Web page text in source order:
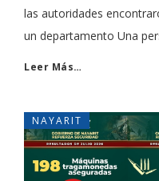
las autoridades
un departamento Una
Leer Más…
NAYARIT